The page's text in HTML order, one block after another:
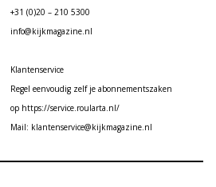
+31 (0)20 – 210 5300
info@kijkmagazine.nl
Klantenservice
Regel eenvoudig zelf je abonnementszaken
op https://service.roularta.nl/
Mail: klantenservice@kijkmagazine.nl